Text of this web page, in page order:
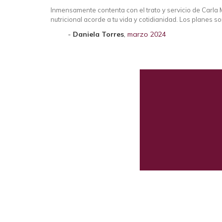
Inmensamente contenta con el trato y servicio de Carla
nutricional acorde a tu vida y cotidianidad. Los planes
Daniela Torres, marzo 2024